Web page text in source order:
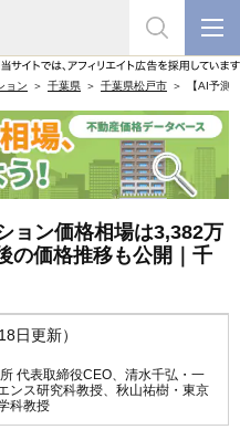
ョン 千葉県 千葉県松戸市 【AI予測
ョン価格相場は3,382万
の価格推移も公開｜千
日更新）
代表取締役CEO、 清水千弘・一
ンス研究科教授、 秋山祐樹・東京
科教授